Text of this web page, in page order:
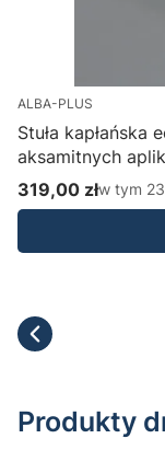
ALBA-PLUS
Stuła
aksamitnych
Cena brutto
319,00 złw tym
w tym
Produkty